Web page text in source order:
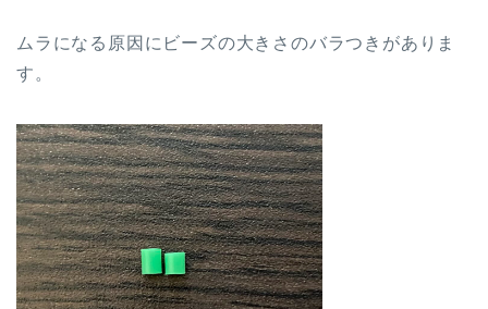
ムラになる原因にビーズの大きさのバラつきがありま
す。